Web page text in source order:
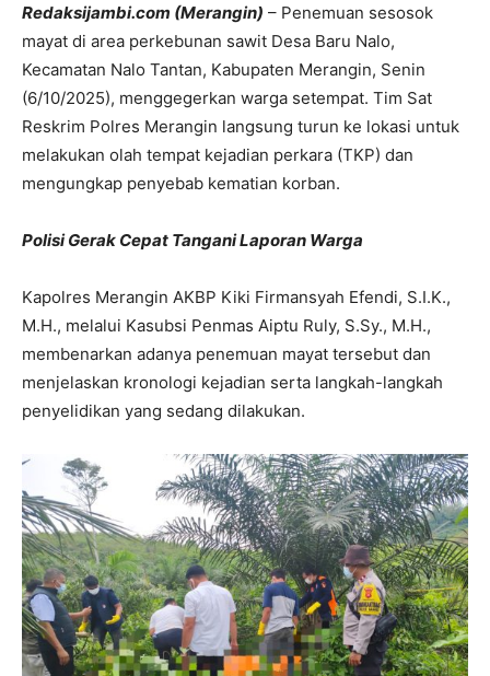
Redaksijambi.com (Merangin) – Penemuan sesosok
mayat di area perkebunan sawit Desa Baru Nalo,
Kecamatan Nalo Tantan, Kabupaten Merangin, Senin
(6/10/2025), menggegerkan warga setempat. Tim Sat
Reskrim Polres Merangin langsung turun ke lokasi untuk
melakukan olah tempat kejadian perkara (TKP) dan
mengungkap penyebab kematian korban.
Polisi Gerak Cepat Tangani Laporan Warga
Kapolres Merangin AKBP Kiki Firmansyah Efendi, S.I.K.,
M.H., melalui Kasubsi Penmas Aiptu Ruly, S.Sy., M.H.,
membenarkan adanya penemuan mayat tersebut dan
menjelaskan kronologi kejadian serta langkah-langkah
penyelidikan yang sedang dilakukan.